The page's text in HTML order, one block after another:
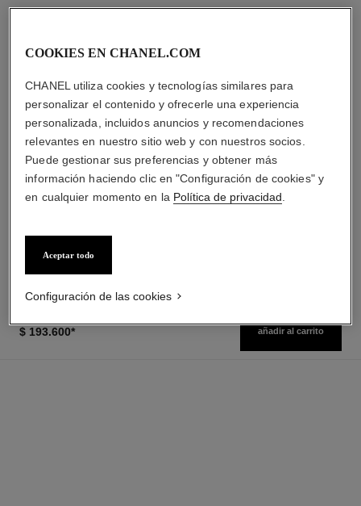
coco mademoiselle
Perfume para el Cabello
Ver información
coco mademoiselle
Crema Sedosa para el Cuerpo
$ 193.600* añadir al carrito
COOKIES EN CHANEL.COM
CHANEL utiliza cookies y tecnologías similares para
personalizar el contenido y ofrecerle una experiencia
personalizada, incluidos anuncios y recomendaciones
relevantes en nuestro sitio web y con nuestros socios.
Puede gestionar sus preferencias y obtener más
información haciendo clic en "Configuración de cookies" y
en cualquier momento en la Política de privacidad
Aceptar todo
Configuración de las cookies